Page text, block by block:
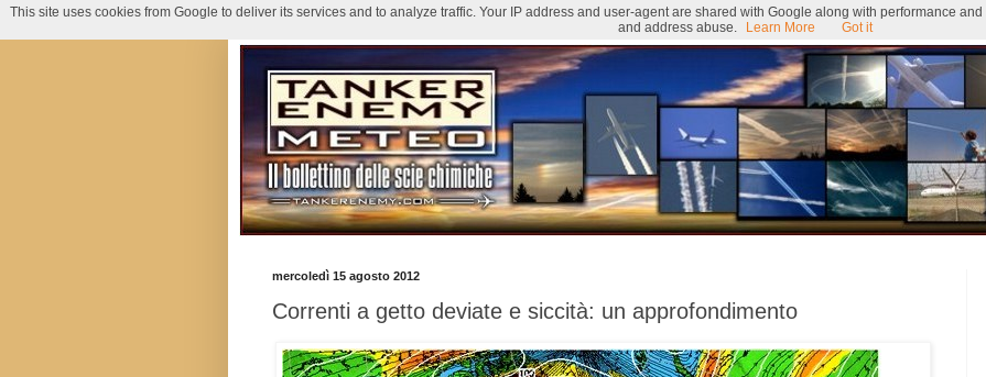
mercoledì 15 agosto 2012
Correnti a getto deviate e siccità: un approfondimento
This site uses cookies from Google to deliver its services and to analyze traffic. Your IP address and user-agent are shared with Google along with performance
and address abuse.
Learn More Got it